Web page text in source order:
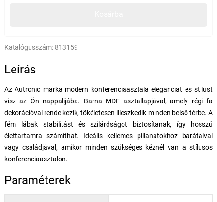
Katalógusszám: 813159
Leírás
Az Autronic márka modern konferenciaasztala eleganciát és stílust
visz az Ön nappalijába. Barna MDF asztallapjával, amely régi fa
dekorációval rendelkezik, tökéletesen illeszkedik minden belső térbe. A
fém lábak stabilitást és szilárdságot biztosítanak, így hosszú
élettartamra számíthat. Ideális kellemes pillanatokhoz barátaival
vagy családjával, amikor minden szükséges kéznél van a stílusos
konferenciaasztalon.
Paraméterek